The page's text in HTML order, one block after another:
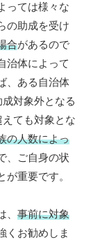
っては様々な
の助成を受け
合があるので
治体によって
、ある自治体
対象外となる
ても対象とな
の人数によっ
、ご自身の状
重要です。
事前に対象
くお勧めしま